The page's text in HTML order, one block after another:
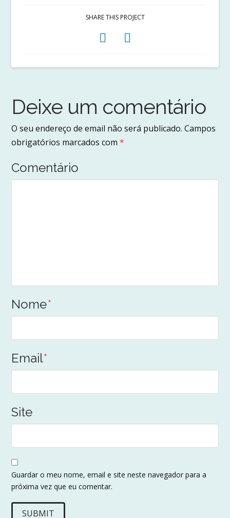
SHARE THIS PROJECT
Deixe um comentário
O seu endereço de email não será publicado. Campos
obrigatórios marcados com*
Comentário
Nome*
Email*
Site
Guardar o meu nome, email e site neste navegador para a
próxima vez que eu comentar.